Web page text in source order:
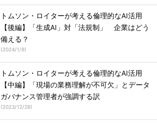
トムソン・ロイターが考える倫理的なAI活用
【後編】「生成AI」対「法規制」 企業はどう
備える？
(2024/1/9)
トムソン・ロイターが考える倫理的なAI活用
【中編】「現場の業務理解が不可欠」とデータ
ガバナンス管理者が強調する訳
(2023/12/26)